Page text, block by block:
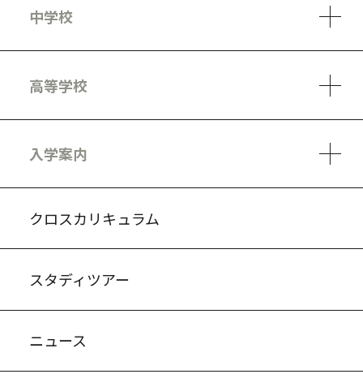
中学校
高等学校
入学案内
クロスカリキュラム
スタディツアー
ニュース